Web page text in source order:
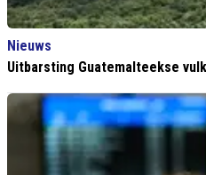
Nieuws
Uitbarsting Guatemalteekse